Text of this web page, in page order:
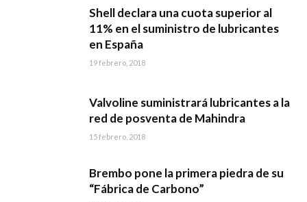
Shell declara una cuota superior al
11% en el suministro de lubricantes
en España
19 febrero, 2018
Valvoline suministrará lubricantes a la
red de posventa de Mahindra
15 febrero, 2018
Brembo pone la primera piedra de su
“Fábrica de Carbono”